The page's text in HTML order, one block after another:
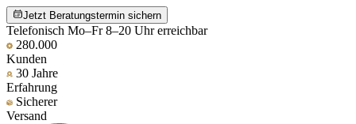
Jetzt Beratungstermin sichern
Telefonisch Mo–Fr 8–20 Uhr erreichbar
280.000
Kunden
30 Jahre
Erfahrung
Sicherer
Versand